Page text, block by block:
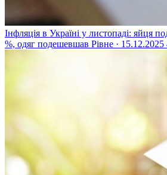
Інфляція в Україні у листопаді: яйця
%, одяг подешевшав Рівне · 15.12.2025